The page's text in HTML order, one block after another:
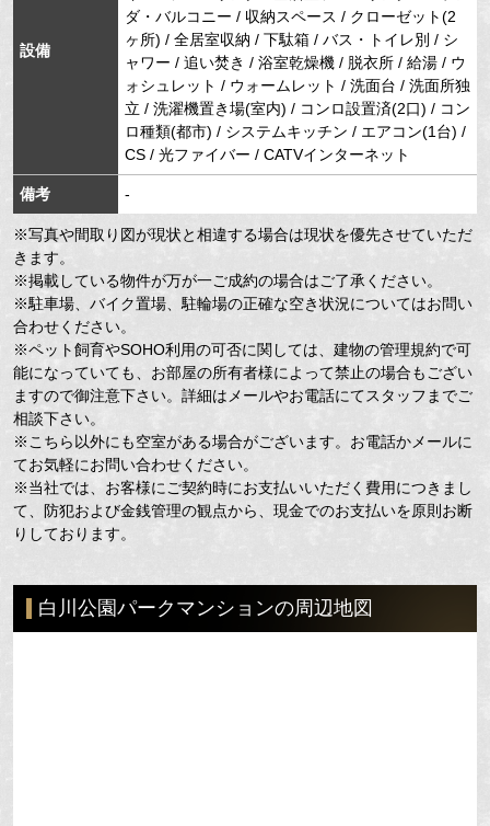
設備
ダ・バルコニー / 収納スペース / クローゼット(2
ヶ所) / 全居室収納 / 下駄箱 / バス・トイレ別 / シ
ャワー / 追い焚き / 浴室乾燥機 / 脱衣所 / 給湯 / ウ
ォシュレット / ウォームレット / 洗面台 / 洗面所独
立 / 洗濯機置き場(室内) / コンロ設置済(2口) / コン
ロ種類(都市) / システムキッチン / エアコン(1台) /
CS / 光ファイバー / CATVインターネット
備考 -
※写真や間取り図が現状と相違する場合は現状を優先させていただ
きます。
※掲載している物件が万が一ご成約の場合はご了承ください。
※駐車場、バイク置場、駐輪場の正確な空き状況についてはお問い
合わせください。
※ペット飼育やSOHO利用の可否に関しては、建物の管理規約で可
能になっていても、お部屋の所有者様によって禁止の場合もござい
ますので御注意下さい。詳細はメールやお電話にてスタッフまでご
相談下さい。
※こちら以外にも空室がある場合がございます。お電話かメールに
てお気軽にお問い合わせください。
※当社では、お客様にご契約時にお支払いいただく費用につきまし
て、防犯および金銭管理の観点から、現金でのお支払いを原則お断
りしております。
白川公園パークマンションの周辺地図